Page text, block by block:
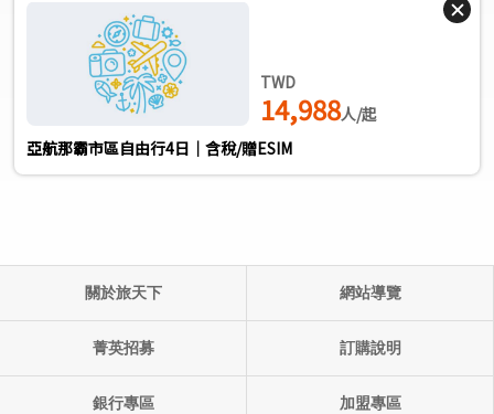
TWD
14,988人/起
亞航那霸市區自由行4日｜含稅/贈ESIM
單團產品代碼:
出發日期: ()
關於旅天下 網站導覽
菁英招募 訂購說明
銀行專區 加盟專區